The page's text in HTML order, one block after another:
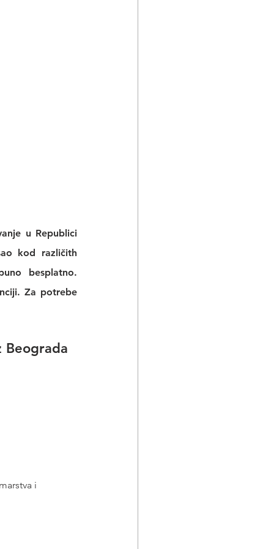
u Republici
kod različith
besplatno.
. Za potrebe
Beograda
i